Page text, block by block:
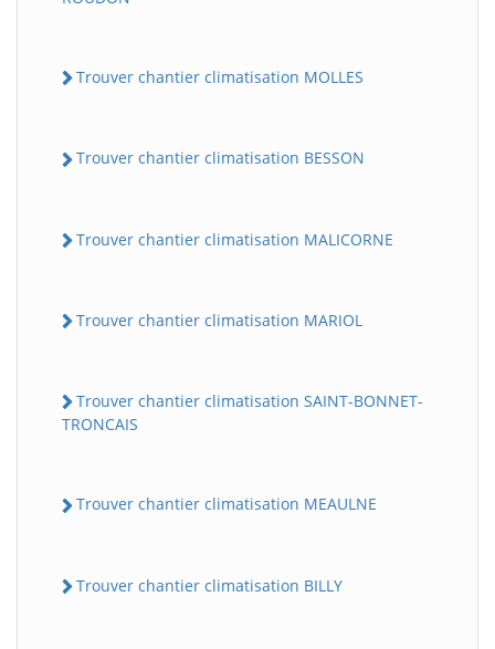
Trouver chantier climatisation MOLLES
Trouver chantier climatisation BESSON
Trouver chantier climatisation MALICORNE
Trouver chantier climatisation MARIOL
Trouver chantier climatisation SAINT-BONNET-
TRONCAIS
Trouver chantier climatisation MEAULNE
Trouver chantier climatisation BILLY